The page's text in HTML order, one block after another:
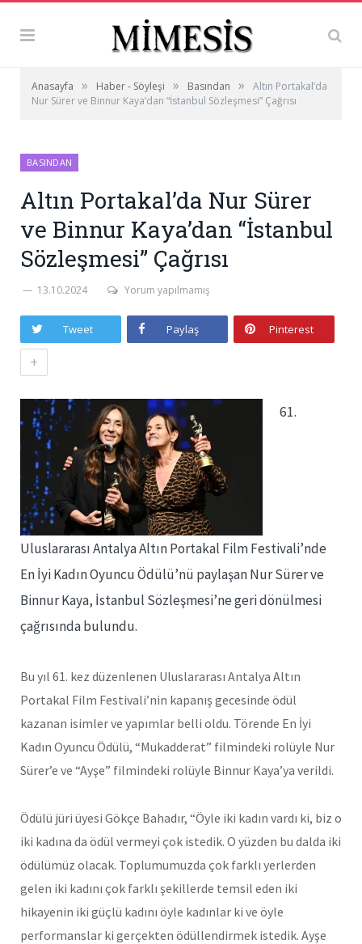
Anasayfa » Haber - Söyleşi » Basından »
Altın Portakal’da
Nur Sürer ve Binnur Kaya’dan “İstanbul Sözleşmesi” Çağrısı
BASINDAN
Altın Portakal’da Nur Sürer
ve Binnur Kaya’dan “İstanbul
Sözleşmesi” Çağrısı
13.10.2024 Yorum yapılmamış
Tweet Paylaş Pinterest
+
61.
Uluslararası Antalya Altın Portakal Film Festivali’nde
En İyi Kadın Oyuncu Ödülü’nü paylaşan Nur Sürer ve
Binnur Kaya, İstanbul Sözleşmesi’ne geri dönülmesi
çağrısında bulundu.
Bu yıl 61. kez düzenlenen Uluslararası Antalya Altın
Portakal Film Festivali’nin kapanış gecesinde ödül
kazanan isimler ve yapımlar belli oldu. Törende En İyi
Kadın Oyuncu Ödülü, “Mukadderat” filmindeki rolüyle Nur
Sürer’e ve “Ayşe” filmindeki rolüyle Binnur Kaya’ya verildi.
Ödülü jüri üyesi Gökçe Bahadır, “Öyle iki kadın vardı ki, biz o
iki kadına da ödül vermeyi çok istedik. O yüzden bu dalda iki
ödülümüz olacak. Toplumumuzda çok farklı yerlerden
gelen iki kadını çok farklı şekillerde temsil eden iki
hikayenin iki güçlü kadını öyle kadınlar ki ve öyle
performanslar ki gerçekten ödüllendirmek istedik. Ayşe